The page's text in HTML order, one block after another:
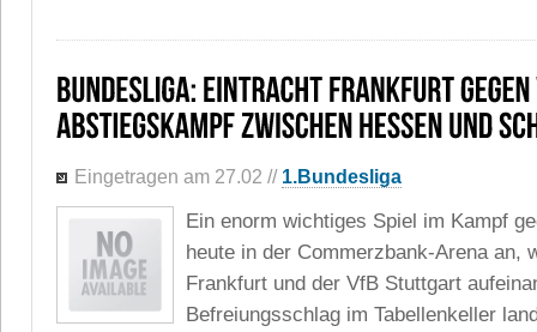
Eingetragen am 27.02 // 1.Bundesliga
Ein enorm wichtiges Spiel im Kampf
heute in der Commerzbank-Arena an,
Frankfurt und der VfB Stuttgart
Befreiungsschlag im Tabellenkeller